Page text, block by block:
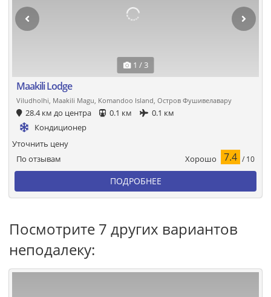
1 / 3
Maakili Lodge
Viludholhi, Maakili Magu, Komandoo Island, Остров Фушивелавару
28.4 км до центра 0.1 км
0.1 км
Кондиционер
По отзывам Хорошо 7.4 / 10
Уточнить цену
ПОДРОБНЕЕ
Посмотрите 7 других вариантов
неподалеку: